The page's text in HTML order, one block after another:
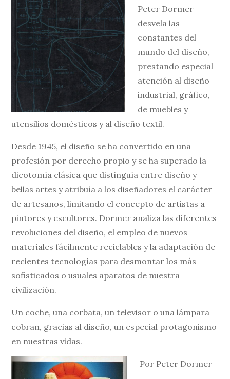
Peter Dormer
desvela las
constantes del
mundo del diseño,
prestando especial
atención al diseño
industrial, gráfico,
de muebles y
utensilios domésticos y al diseño textil.
Desde 1945, el diseño se ha convertido en una
profesión por derecho propio y se ha superado la
dicotomía clásica que distinguía entre diseño y
bellas artes y atribuía a los diseñadores el carácter
de artesanos, limitando el concepto de artistas a
pintores y escultores. Dormer analiza las diferentes
revoluciones del diseño, el empleo de nuevos
materiales fácilmente reciclables y la adaptación de
recientes tecnologías para desmontar los más
sofisticados o usuales aparatos de nuestra
civilización.
Un coche, una corbata, un televisor o una lámpara
cobran, gracias al diseño, un especial protagonismo
en nuestras vidas.
Por Peter Dormer